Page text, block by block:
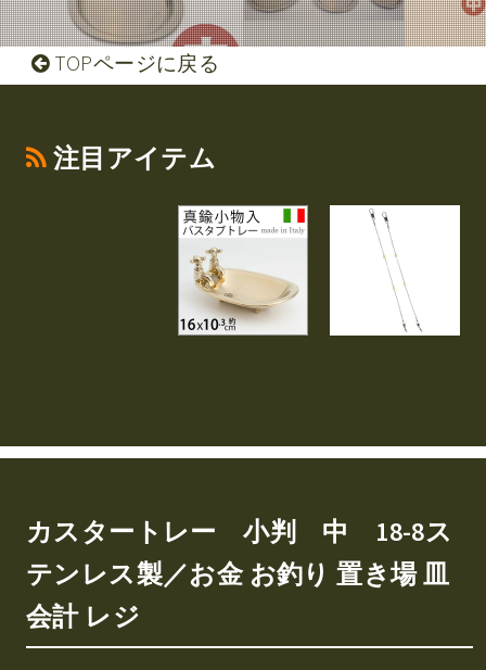
TOPページに戻る
注目アイテム
カスタートレー 小判 中 18-8ス
テンレス製／お金 お釣り 置き場 皿
会計 レジ